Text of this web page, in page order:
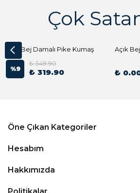
Çok
Açık Bej Damalı Pike Kumaş
%9
₺ 349.90
₺ 319.90 ₺
Öne Çıkan Kategoriler
Hesabım
Hakkımızda